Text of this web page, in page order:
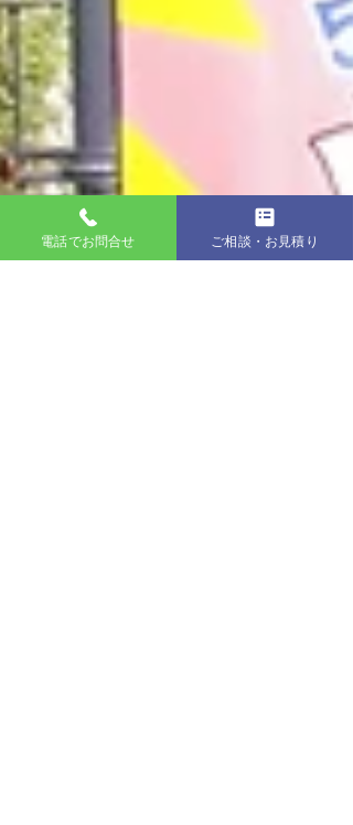
電話でお問合せ ご相談・お見積り